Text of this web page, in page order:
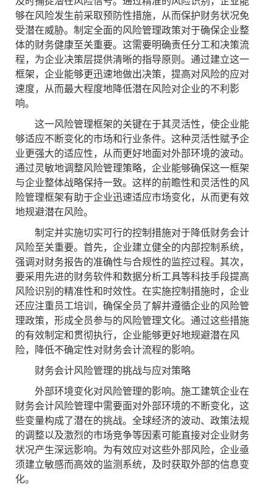
够在风险发生前采取预防性措施，从而保护财务状况免
受潜在威胁。制定全面的风险管理政策对于确保企业整
体的财务健康至关重要。这需要明确责任分工和决策流
程，为企业决策层提供清晰的指导原则。通过建立这一
框架，企业能够更迅速地做出决策，提高对风险的应对
速度，从而最大程度地降低潜在风险对企业的不利影
响。
这一风险管理框架的关键在于其灵活性，使企业能
够适应不断变化的市场和行业条件。这种灵活性赋予企
业更强大的适应性，从而更好地面对外部环境的波动。
通过灵敏地调整风险管理策略，企业能够确保这一框架
与企业整体战略保持一致。这样的前瞻性和灵活性的风
险管理框架有助于企业迅速适应市场变化，从而更有效
地规避潜在风险。
制定并实施切实可行的控制措施对于降低财务会计
风险至关重要。首先，企业建立健全的内部控制系统，
强调对财务报告的准确性与合规性的监控过程。其次，
要采用先进的财务软件和数据分析工具等科技手段提高
风险识别的精准性和时效性。在实施控制措施时，企业
还应注重员工培训，确保全员了解并遵循企业的风险管
理政策，形成全员参与的风险管理文化。通过这些措施
的有效制定和贯彻执行，企业能够更好地规避潜在风
险，降低不确定性对财务会计流程的影响。
财务会计风险管理的挑战与应对策略
外部环境变化对风险管理的影响。施工建筑企业在
财务会计风险管理中需要面对外部环境的不断变化，这
些变量构成了潜在的挑战。全球经济的波动、政策法规
的调整以及激烈的市场竞争等因素可能直接对企业财务
状况产生深远影响。为有效应对这些外部风险，企业亟
须建立敏感而高效的监测系统，及时获取外部的信息变
化。